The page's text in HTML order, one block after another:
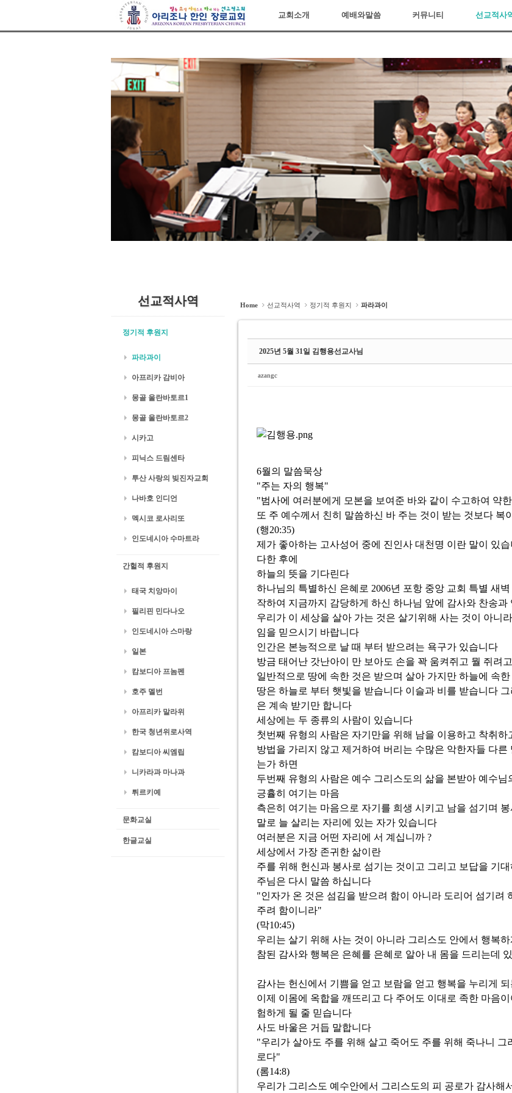
교회소개 예배와말씀 커뮤니티 선교적사
선교적사역
정기적 후원지
파라과이
아프리카 감비아
몽골 울란바토르1
몽골 울란바토르2
시카고
피닉스 드림센타
투산 사랑의 빚진자교회
나바호 인디언
멕시코 로사리또
인도네시아 수마트라
간헐적 후원지
태국 치앙마이
필리핀 민다나오
인도네시아 스마랑
일본
캄보디아 프놈펜
호주 멜번
아프리카 말라위
한국 청년위로사역
캄보디아 씨엠립
니카라과 마나과
튀르키예
문화교실
한글교실
Home 선교적사역 정기적 후원지 파라과이
2025년 5월 31일 김행용선교사님
azangc
6월의 말씀묵상
"주는 자의 행복"
"범사에 여러분에게 모본을 보여준 바와 같이 수고하여 약
또 주 예수께서 친히 말씀하신 바 주는 것이 받는 것보다 복
(행20:35)
제가 좋아하는 고사성어 중에 진인사 대천명 이란 말이 있
다한 후에
하늘의 뜻을 기다린다
하나님의 특별하신 은혜로 2006년 포항 중앙 교회 특별 새
작하여 지금까지 감당하게 하신 하나님 앞에 감사와 찬송과
우리가 이 세상을 살아 가는 것은 살기위해 사는 것이 아니
임을 믿으시기 바랍니다
인간은 본능적으로 날 때 부터 받으려는 욕구가 있습니다
방금 태어난 갓난아이 만 보아도 손을 꽉 움켜쥐고 뭘 쥐려
일반적으로 땅에 속한 것은 받으며 살아 가지만 하늘에 속
땅은 하늘로 부터 햇빛을 받습니다 이슬과 비를 받습니다
은 계속 받기만 합니다
세상에는 두 종류의 사람이 있습니다
첫번째 유형의 사람은 자기만을 위해 남을 이용하고 착취
방법을 가리지 않고 제거하여 버리는 수많은 악한자들 다
는가 하면
두번째 유형의 사람은 예수 그리스도의 삶을 본받아 예수
긍휼히 여기는 마음
측은히 여기는 마음으로 자기를 희생 시키고 남을 섬기며
말로 늘 살리는 자리에 있는 자가 있습니다
여러분은 지금 어떤 자리에 서 계십니까 ?
세상에서 가장 존귀한 삶이란
주를 위해 헌신과 봉사로 섬기는 것이고 그리고 보답을 기
주님은 다시 말씀 하십니다
"인자가 온 것은 섬김을 받으려 함이 아니라 도리어 섬기려
주려 함이니라"
(막10:45)
우리는 살기 위해 사는 것이 아니라 그리스도 안에서 행복
참된 감사와 행복은 은혜를 은혜로 알아 내 몸을 드리는데
감사는 헌신에서 기쁨을 얻고 보람을 얻고 행복을 누리게
이제 이몸에 옥합을 깨뜨리고 다 주어도 이대로 족한 마음
험하게 될 줄 믿습니다
사도 바울은 거듭 말합니다
"우리가 살아도 주를 위해 살고 죽어도 주를 위해 죽나니 그
로다"
(롬14:8)
우리가 그리스도 예수안에서 그리스도의 피 공로가 감사해